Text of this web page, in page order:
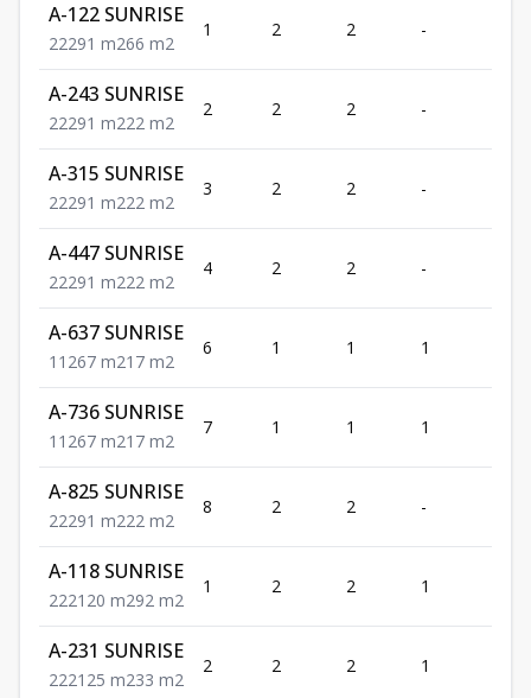
A-122 SUNRISE
22291 m266 m2
1 2 2 -
A-243 SUNRISE
22291 m222 m2
2 2 2 -
A-315 SUNRISE
22291 m222 m2
3 2 2 -
A-447 SUNRISE
22291 m222 m2
4 2 2 -
A-637 SUNRISE
1 1 267 m217 m2
6 1 1 1
A-736 SUNRISE
1 1 267 m217 m2
7 1 1 1
A-825 SUNRISE
22291 m222 m2
8 2 2 -
A-118 SUNRISE
222120 m292 m2
1 2 2 1
A-231 SUNRISE
222125 m233 m2
2 2 2 1